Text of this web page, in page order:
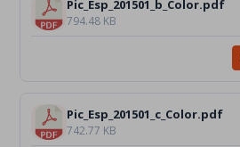
Pic_Esp_201501_b_Color.pdf
794.48 KB
Pic_Esp_201501_c_Color.pdf
742.77 KB